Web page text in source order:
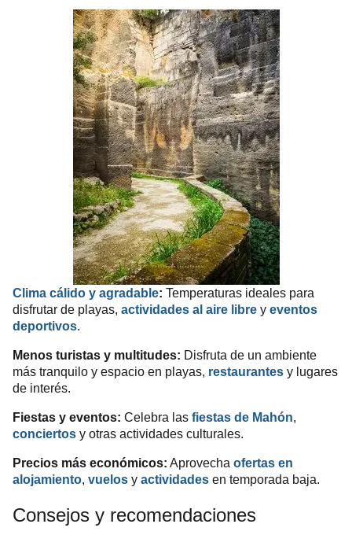
Clima cálido y agradable: Temperaturas ideales para
disfrutar de playas, actividades al aire libre y eventos
deportivos.
Menos turistas y multitudes: Disfruta de un ambiente
más tranquilo y espacio en playas, restaurantes y lugares
de interés.
Fiestas y eventos: Celebra las fiestas de Mahón,
conciertos y otras actividades culturales.
Precios más económicos: Aprovecha ofertas en
alojamiento, vuelos y actividades en temporada baja.
Consejos y recomendaciones